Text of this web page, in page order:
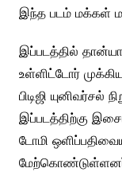
இந்த படம் மக்கள்
இப்படத்தில்
உள்ளிட்டோர்
பிடிஜி யுனிவர்சல்
இப்படத்திற்கு
டோமி